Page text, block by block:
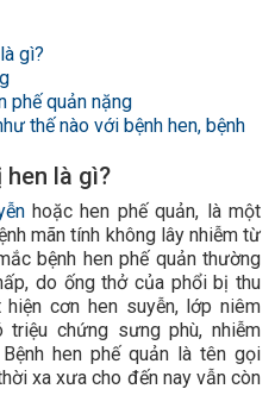
gì?
phế quản nặng
thế nào với bệnh hen, bệnh
hen là gì?
hoặc hen phế quản, là một
mãn tính không lây nhiễm từ
bệnh hen phế quản thường
do ống thở của phổi bị thu
cơn hen suyễn, lớp niêm
chứng sưng phù, nhiễm
hen phế quản là tên gọi
xa xưa cho đến nay vẫn còn